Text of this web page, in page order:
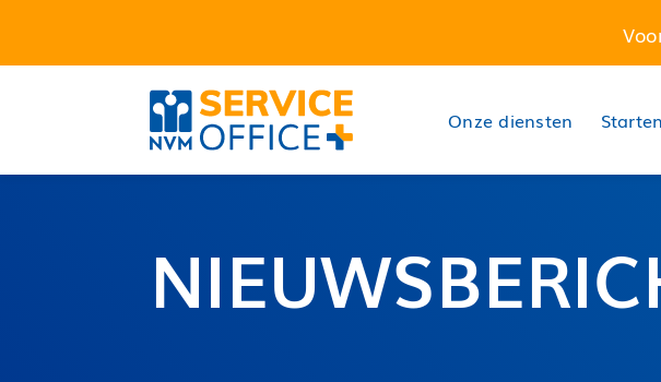
Onze diensten Starten